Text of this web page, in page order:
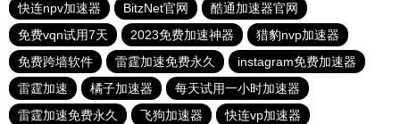
快连npv加速器
BitzNet官网
酷通加速器官网
免费vqn试用7天
2023免费加速神器
猎豹nvp加速器
免费跨墙软件
雷霆加速免费永久
instagram免费加速器
雷霆加速
橘子加速器
每天试用一小时加速器
雷霆加速免费永久
飞狗加速器
快连vp加速器